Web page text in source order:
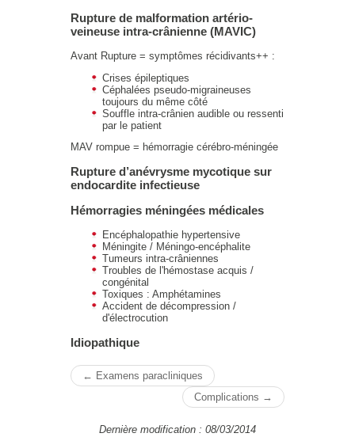
Rupture de malformation artério-
veineuse intra-crânienne (MAVIC)
Avant Rupture = symptômes récidivants++ :
Crises épileptiques
Céphalées pseudo-migraineuses
toujours du même côté
Souffle intra-crânien audible ou ressenti
par le patient
MAV rompue = hémorragie cérébro-méningée
Rupture d’anévrysme mycotique sur
endocardite infectieuse
Hémorragies méningées médicales
Encéphalopathie hypertensive
Méningite / Méningo-encéphalite
Tumeurs intra-crâniennes
Troubles de l'hémostase acquis /
congénital
Toxiques : Amphétamines
Accident de décompression /
d'électrocution
Idiopathique
← Examens paracliniques
Complications →
Dernière modification : 08/03/2014